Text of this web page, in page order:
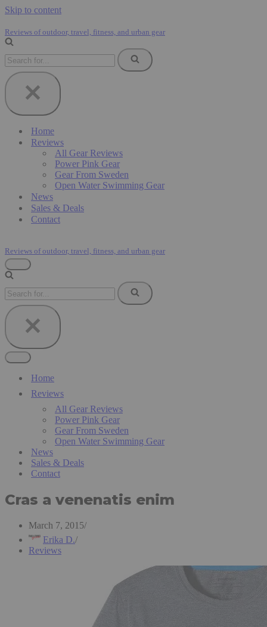
Skip to content
Reviews of outdoor, travel, fitness, and urban gear
Search
for...
Home
Reviews
All Gear Reviews
Power Pink Gear
Gear From Sweden
Open Water Swimming Gear
News
Sales & Deals
Contact
Reviews of outdoor, travel, fitness, and urban gear
Navigation
Search
for...
Navigation
MenuHome
Reviews
All Gear Reviews
Power Pink Gear
Gear From Sweden
Open Water Swimming Gear
News
Sales & Deals
Contact
Cras a venenatis enim
March 7, 2015
Erika D.
Reviews